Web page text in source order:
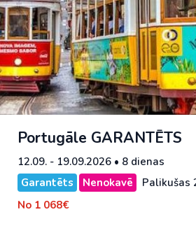
Portugāle GARANTĒTS
12.09. - 19.09.2026 • 8 dienas
Garantēts
Nenokavē
Palikušas
No 1 068€